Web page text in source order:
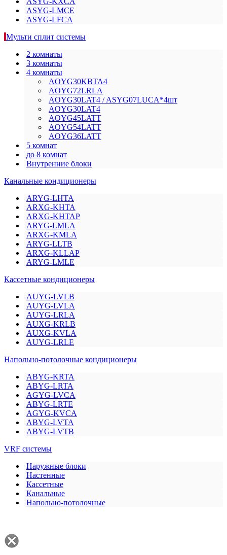
ASYG-LMCE
ASYG-LFCA
Мульти сплит системы
2 комнаты
3 комнаты
4 комнаты
AOYG30KBTA4
AOYG72LRLA
AOYG30LAT4 / ASYG07LUCA*4шт
AOYG30LAT4
AOYG45LATT
AOYG54LATT
AOYG36LATT
5 комнат
до 8 комнат
Внутренние блоки
Канальные кондиционеры
ARYG-LHTA
ARXG-KHTA
ARXG-KHTAP
ARYG-LMLA
ARXG-KMLA
ARYG-LLTB
ARXG-KLLAP
ARYG-LMLE
Кассетные кондиционеры
AUYG-LVLB
AUYG-LVLA
AUYG-LRLA
AUXG-KRLB
AUXG-KVLA
AUYG-LRLE
Напольно-потолочные кондиционеры
ABYG-KRTA
ABYG-LRTA
AGYG-LVCA
ABYG-LRTE
AGYG-KVCA
ABYG-LVTA
ABYG-LVTB
VRF системы
Наружные блоки
Настенные
Кассетные
Канальные
Напольно-потолочные